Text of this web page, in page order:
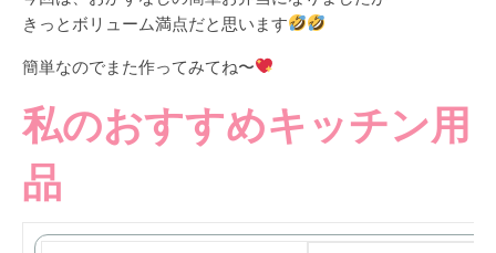
きっとボリューム満点だと思います
簡単なのでまた作ってみてね〜
私のおすすめキッチン用
品